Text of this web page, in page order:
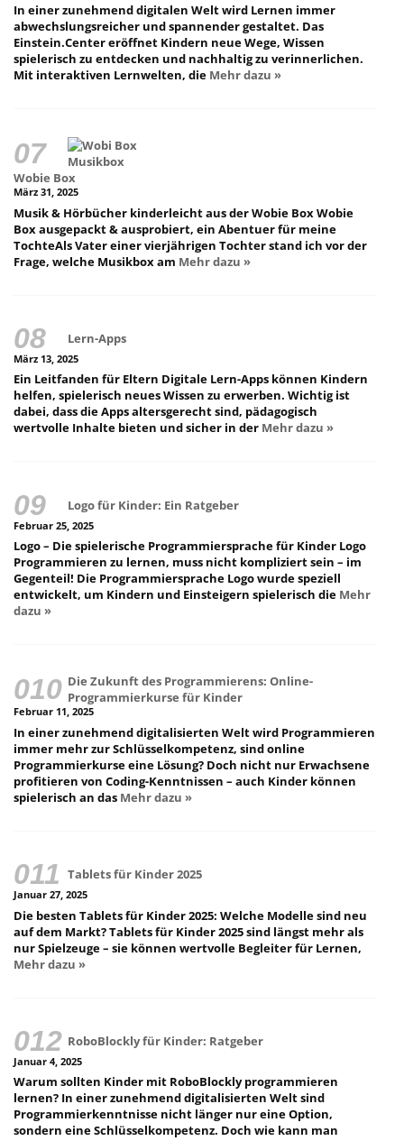
In einer zunehmend digitalen Welt wird Lernen immer
abwechslungsreicher und spannender gestaltet. Das
Einstein.Center eröffnet Kindern neue Wege, Wissen
spielerisch zu entdecken und nachhaltig zu verinnerlichen.
Mit interaktiven Lernwelten, die Mehr dazu »
Wobie Box
März 31, 2025
Musik & Hörbücher kinderleicht aus der Wobie Box Wobie
Box ausgepackt & ausprobiert, ein Abentuer für meine
TochteAls Vater einer vierjährigen Tochter stand ich vor der
Frage, welche Musikbox am Mehr dazu »
Lern-Apps
März 13, 2025
Ein Leitfanden für Eltern Digitale Lern-Apps können Kindern
helfen, spielerisch neues Wissen zu erwerben. Wichtig ist
dabei, dass die Apps altersgerecht sind, pädagogisch
wertvolle Inhalte bieten und sicher in der Mehr dazu »
Logo für Kinder: Ein Ratgeber
Februar 25, 2025
Logo – Die spielerische Programmiersprache für Kinder Logo
Programmieren zu lernen, muss nicht kompliziert sein – im
Gegenteil! Die Programmiersprache Logo wurde speziell
entwickelt, um Kindern und Einsteigern spielerisch die Mehr
dazu »
Die Zukunft des Programmierens: Online-
Programmierkurse für Kinder
Februar 11, 2025
In einer zunehmend digitalisierten Welt wird Programmieren
immer mehr zur Schlüsselkompetenz, sind online
Programmierkurse eine Lösung? Doch nicht nur Erwachsene
profitieren von Coding-Kenntnissen – auch Kinder können
spielerisch an das Mehr dazu »
Tablets für Kinder 2025
Januar 27, 2025
Die besten Tablets für Kinder 2025: Welche Modelle sind neu
auf dem Markt? Tablets für Kinder 2025 sind längst mehr als
nur Spielzeuge – sie können wertvolle Begleiter für Lernen,
Mehr dazu »
RoboBlockly für Kinder: Ratgeber
Januar 4, 2025
Warum sollten Kinder mit RoboBlockly programmieren
lernen? In einer zunehmend digitalisierten Welt sind
Programmierkenntnisse nicht länger nur eine Option,
sondern eine Schlüsselkompetenz. Doch wie kann man